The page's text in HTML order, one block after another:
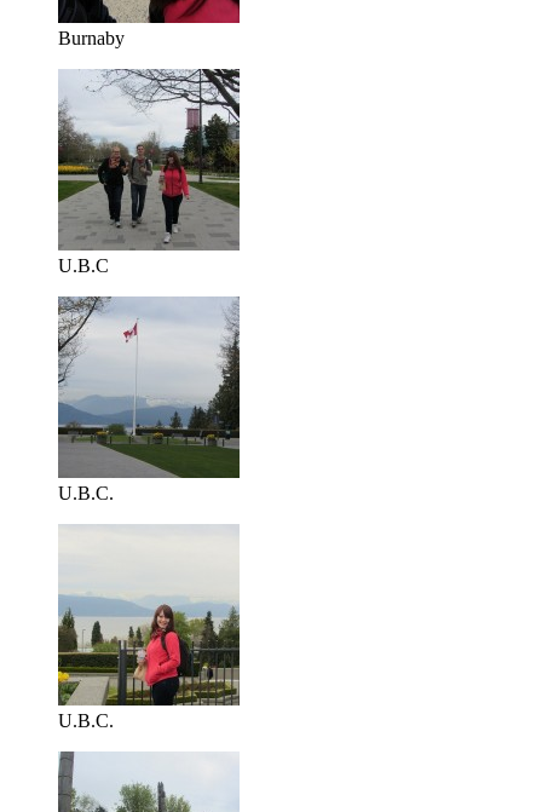
Burnaby
U.B.C
U.B.C.
U.B.C.